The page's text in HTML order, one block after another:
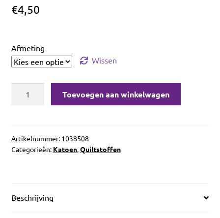
€4,50
Afmeting
Wissen
Winter
Gray
aantal
Toevoegen aan winkelwagen
Artikelnummer: 1038508
Categorieën: Katoen,Quiltstoffen
Beschrijving